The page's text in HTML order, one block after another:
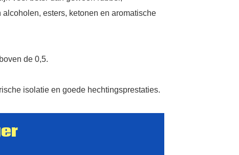
esters, ketonen en aromatische
de 0,5.
isolatie en goede hechtingsprestaties.